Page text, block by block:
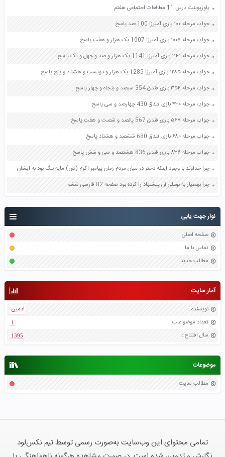
نوار جهت یابی
صفحه اصلی
تماس با ما
مطالب جدید
آمار سایت
نویسنده :
ادمین
تعداد موضواعات :
1
سال افتتاح :
1395
موضوعات
مطالب سایت
پاورپوینت درس 11 مطالعات اجتماعی هفتم
جواب مرحله ۱۰۰ بازی آمیرزا 100 صد پاسخ
جواب مرحله ۱۰۰۷ بازی آمیرزا 1007 یک هزار و هفت پاسخ
جواب مرحله ۱۱۴۱ بازی آمیرزا 1141 یک هزار و صد و چهل و یک پاسخ
جواب مرحله ۱۲۸۵ بازی آمیرزا 1285 یک هزار و دویست و هشتاد و پنج پاسخ
جواب مرحله ۳۵۴ بازی فندق 354 سیصد و پنجاه و چهار پاسخ
جواب مرحله ۴۳۰ بازی فندق 430 چهارصد و سی پاسخ
جواب مرحله ۵۶۷ بازی فندق 567 پانصد و شصت و هفت پاسخ
جواب مرحله ۶۸۰ بازی فندق 680 ششصد و هشتاد پاسخ
جواب مرحله ۸۳۶ بازی فندق 836 هشتصد و سی و شش پاسخ
چرا خداوند با وجود اینکه دختر در میان مردم زمان پیامبر اکرم (ص) مایه ننگ بود به ایشان فرزند دختر داد؟ صفحه 81 پیام های آسمان هفتم
چرا بهمنیار به بوعلی آن پیشنهاد را کرده بود صفحه 82 فارسی ششم
تمامی محتوای این وب‌سایت به‌صورت رسمی توسط تیم نکس‌لود